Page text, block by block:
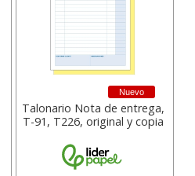
Nuevo
Talonario Nota de entrega,
T-91, T226, original y copia